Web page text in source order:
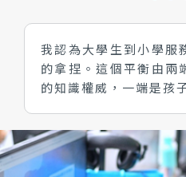
我認為大學生到小學服
的拿捏。這個平衡由兩
的知識權威，一端是孩